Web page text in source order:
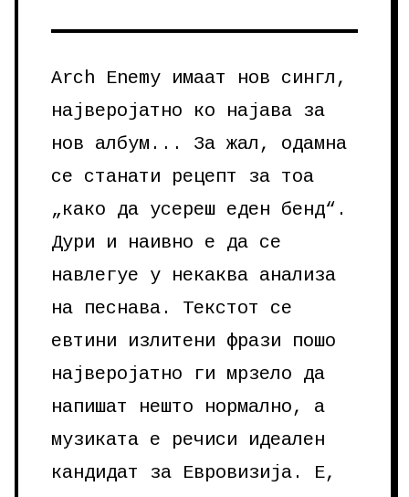
Arch Enemy имаат нов сингл,
најверојатно ко најава за
нов албум... За жал, одамна
се станати рецепт за тоа
„како да усереш еден бенд“.
Дури и наивно е да се
навлегуе у некаква анализа
на песнава. Текстот се
евтини излитени фрази пошо
најверојатно ги мрзело да
напишат нешто нормално, а
музиката е речиси идеален
кандидат за Евровизија. Е,